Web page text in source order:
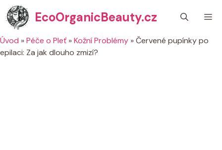
Přeskočit
na
obsah
EcoOrganicBeauty.cz
Úvod »Péče o Pleť »Kožní Problémy »Červené pupínky po
epilaci: Za jak dlouho zmizí?